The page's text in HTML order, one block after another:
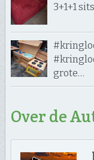
3+1+1
grote…
Over de